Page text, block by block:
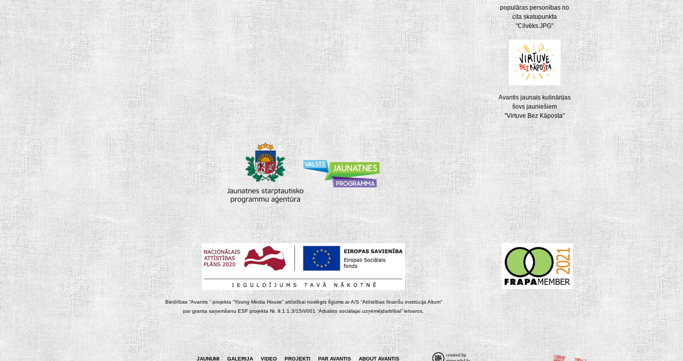
populāras personības no
cita skatupunkta
"Cilvēks.JPG"
Avantis jaunais kulinārijas
šovs jauniešiem
"Virtuve Bez Kāposta"
Biedrības “Avantis “ projekta “Young Media House” attīstībai noslēgts līgums ar A/S “Attīstības finanšu institūcija Altum”
par granta saņemšanu ESF projekta Nr. 9.1.1.3/15/I/001 “Atbalsts sociālajai uzņēmējdarbībai” ietvaros.
JAUNUMI GALERIJA VIDEO PROJEKTI PAR AVANTIS ABOUT AVANTIS